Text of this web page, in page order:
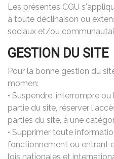
Les présentes CGU
à toute déclinaison ou
sociaux et/ou
GESTION DU SITE
Pour la bonne gestion du
momen:
• Suspendre, interrompre
partie du site, réserver
parties du site, à une
• Supprimer toute
fonctionnement ou entrant
lois nationales et